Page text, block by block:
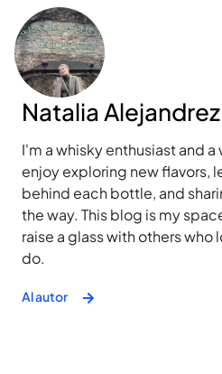
Natalia
I'm a whisky enthusiast and
enjoy exploring new flavors,
behind each bottle, and
the way. This blog is my
raise a glass with others who
do.
Al autor